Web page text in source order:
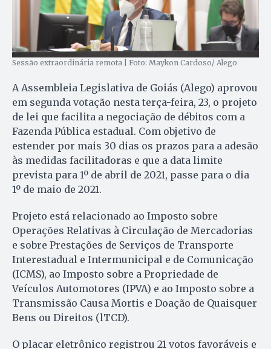
Sessão extraordinária remota | Foto: Maykon Cardoso/ Alego
A Assembleia Legislativa de Goiás (Alego) aprovou
em segunda votação nesta terça-feira, 23, o projeto
de lei que facilita a negociação de débitos com a
Fazenda Pública estadual. Com objetivo de
estender por mais 30 dias os prazos para a adesão
às medidas facilitadoras e que a data limite
prevista para 1º de abril de 2021, passe para o dia
1º de maio de 2021.
Projeto está relacionado ao Imposto sobre
Operações Relativas à Circulação de Mercadorias
e sobre Prestações de Serviços de Transporte
Interestadual e Intermunicipal e de Comunicação
(ICMS), ao Imposto sobre a Propriedade de
Veículos Automotores (IPVA) e ao Imposto sobre a
Transmissão Causa Mortis e Doação de Quaisquer
Bens ou Direitos (lTCD).
O placar eletrônico registrou 21 votos favoráveis e